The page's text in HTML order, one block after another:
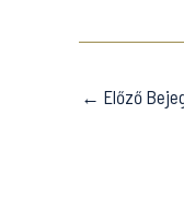
← Előző